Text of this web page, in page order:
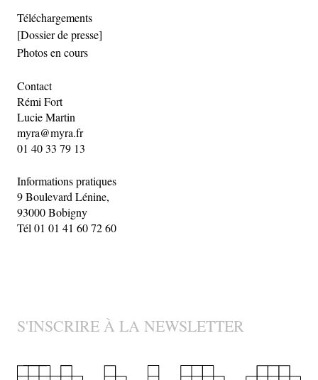
Téléchargements
[Dossier de presse]
Photos en cours
Contact
Rémi Fort
Lucie Martin
myra@myra.fr
01 40 33 79 13
Informations pratiques
9 Boulevard Lénine,
93000 Bobigny
Tél 01 01 41 60 72 60
S'INSCRIRE À LA NEWSLETTER